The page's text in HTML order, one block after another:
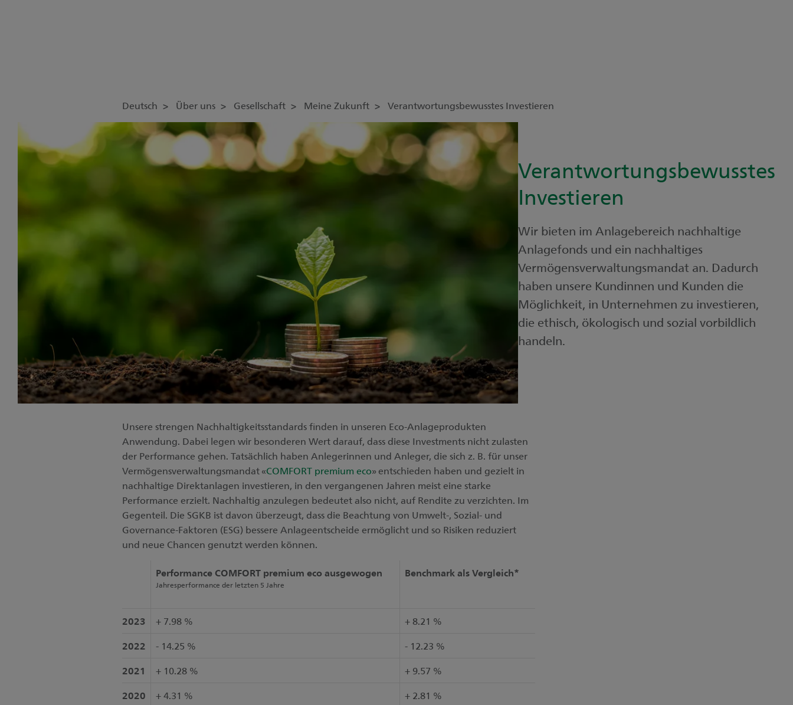
Deutsch Über uns Gesellschaft Meine Zukunft Verantwortungsbewusstes Investieren
Verantwortungsbewusstes
Investieren
Wir bieten im Anlagebereich nachhaltige
Anlagefonds und ein nachhaltiges
Vermögensverwaltungsmandat an. Dadurch
haben unsere Kundinnen und Kunden die
Möglichkeit, in Unternehmen zu investieren,
die ethisch, ökologisch und sozial vorbildlich
handeln.
Unsere strengen Nachhaltigkeitsstandards finden in unseren Eco-Anlageprodukten
Anwendung. Dabei legen wir besonderen Wert darauf, dass diese Investments nicht zulasten
der Performance gehen. Tatsächlich haben Anlegerinnen und Anleger, die sich z. B. für unser
Vermögensverwaltungsmandat «COMFORT premium eco» entschieden haben und gezielt in
nachhaltige Direktanlagen investieren, in den vergangenen Jahren meist eine starke
Performance erzielt. Nachhaltig anzulegen bedeutet also nicht, auf Rendite zu verzichten. Im
Gegenteil. Die SGKB ist davon überzeugt, dass die Beachtung von Umwelt-, Sozial- und
Governance-Faktoren (ESG) bessere Anlageentscheide ermöglicht und so Risiken reduziert
und neue Chancen genutzt werden können.
Performance COMFORT premium eco ausgewogen
Jahresperformance der letzten 5 Jahre
Benchmark als Vergleich*
2023 + 7.98 %
+ 8.21 %
2022
- 14.25 %
- 12.23 %
2021
+ 10.28 %
+ 9.57 %
2020
+ 4.31 %
+ 2.81 %